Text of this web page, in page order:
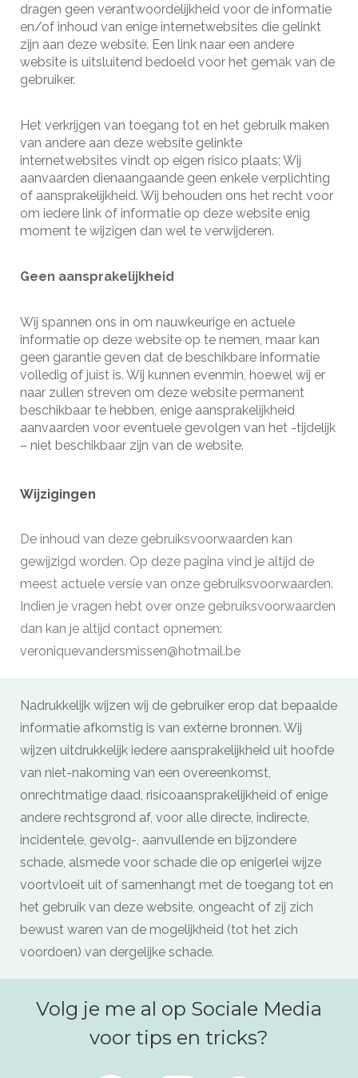
dragen geen verantwoordelijkheid voor de informatie
en/of inhoud van enige internetwebsites die gelinkt
zijn aan deze website. Een link naar een andere
website is uitsluitend bedoeld voor het gemak van de
gebruiker.
Het verkrijgen van toegang tot en het gebruik maken
van andere aan deze website gelinkte
internetwebsites vindt op eigen risico plaats; Wij
aanvaarden dienaangaande geen enkele verplichting
of aansprakelijkheid. Wij behouden ons het recht voor
om iedere link of informatie op deze website enig
moment te wijzigen dan wel te verwijderen.
Geen aansprakelijkheid
Wij spannen ons in om nauwkeurige en actuele
informatie op deze website op te nemen, maar kan
geen garantie geven dat de beschikbare informatie
volledig of juist is. Wij kunnen evenmin, hoewel wij er
naar zullen streven om deze website permanent
beschikbaar te hebben, enige aansprakelijkheid
aanvaarden voor eventuele gevolgen van het -tijdelijk
– niet beschikbaar zijn van de website.
Wijzigingen
De inhoud van deze gebruiksvoorwaarden kan
gewijzigd worden. Op deze pagina vind je altijd de
meest actuele versie van onze gebruiksvoorwaarden.
Indien je vragen hebt over onze gebruiksvoorwaarden
dan kan je altijd contact opnemen:
veroniquevandersmissen@hotmail.be
Nadrukkelijk wijzen wij de gebruiker erop dat bepaalde
informatie afkomstig is van externe bronnen. Wij
wijzen uitdrukkelijk iedere aansprakelijkheid uit hoofde
van niet-nakoming van een overeenkomst,
onrechtmatige daad, risicoaansprakelijkheid of enige
andere rechtsgrond af, voor alle directe, indirecte,
incidentele, gevolg-, aanvullende en bijzondere
schade, alsmede voor schade die op enigerlei wijze
voortvloeit uit of samenhangt met de toegang tot en
het gebruik van deze website, ongeacht of zij zich
bewust waren van de mogelijkheid (tot het zich
voordoen) van dergelijke schade.
Volg je me al op Sociale Media
voor tips en tricks?